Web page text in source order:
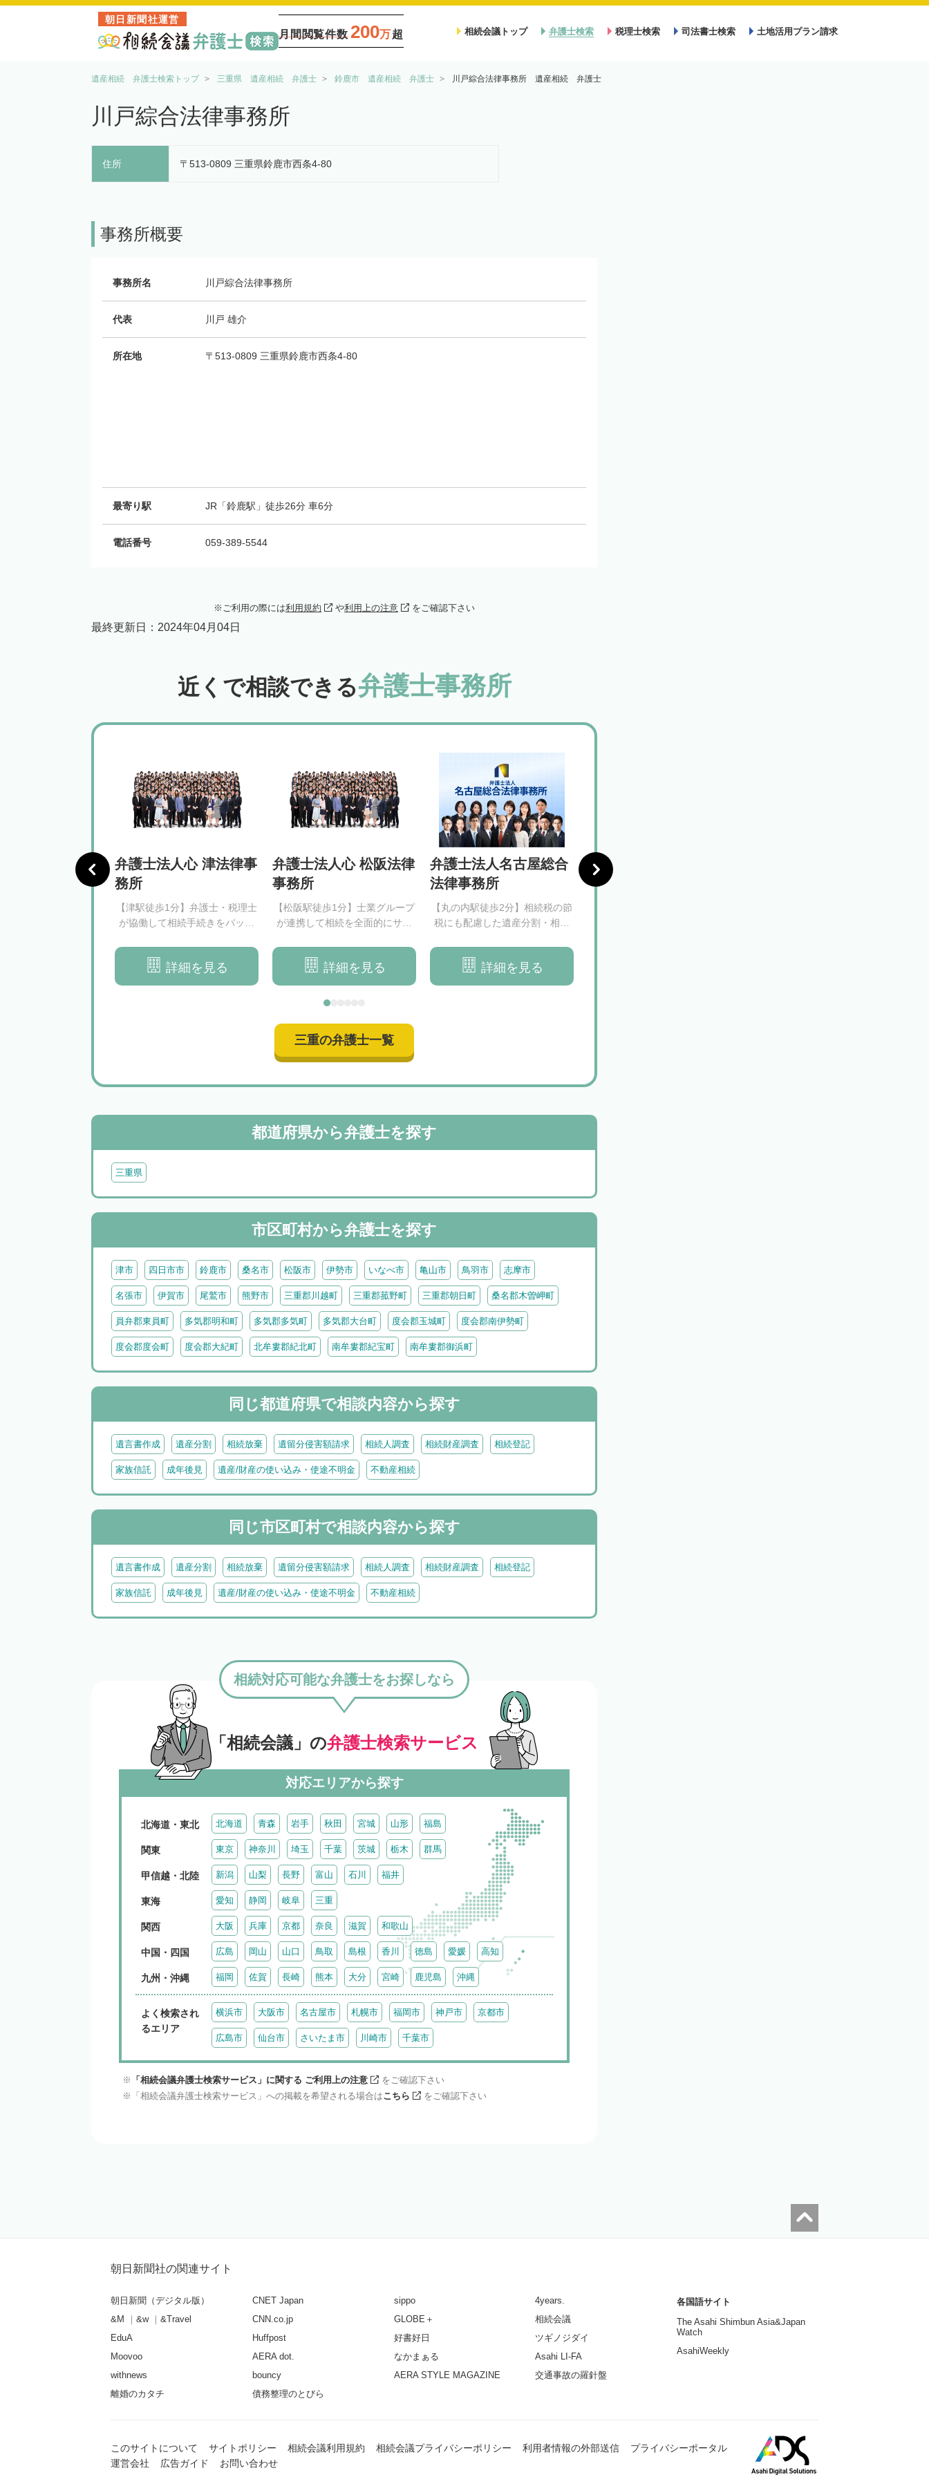
朝日新聞社運営
月間閲覧件数 200万超 相続会議トップ 弁護士検索 税理士検索 司法書士検索 土地活用プラン請求
遺産相続 弁護士検索トップ 三重県 遺産相続 弁護士 鈴鹿市 遺産相続 弁護士 川戸綜合法律事務所 遺産相続 弁護士
川戸綜合法律事務所
住所 〒513-0809 三重県鈴鹿市西条4-80
事務所概要
事務所名 川戸綜合法律事務所
代表 川戸 雄介
所在地 〒513-0809 三重県鈴鹿市西条4-80
最寄り駅 JR「鈴鹿駅」徒歩26分 車6分
電話番号 059-389-5544
ご利用の際には利用規約 や利用上の注意 をご確認下さい
最終更新日： 2024年04月04日
近くで相談できる弁護士事務所
弁護士法人心 津法律事
務所
【津駅徒歩1分】弁護士・税理士
が協働して相続手続きをバック
詳細を見る
弁護士法人心 松阪法律
事務所
【松阪駅徒歩1分】士業グループ
が連携して相続を全面的にサポ
詳細を見る
弁護士法人名古屋総合
法律事務所
【丸の内駅徒歩2分】相続税の節
税にも配慮した遺産分割・相続
詳細を見る
弁護士法人フォレスト
法律事務所
三重の弁護士一覧
都道府県から弁護士を探す
三重県
市区町村から弁護士を探す
津市 四日市市 鈴鹿市 桑名市 松阪市 伊勢市 いなべ市 亀山市 鳥羽市 志摩市
名張市 伊賀市 尾鷲市 熊野市 三重郡川越町 三重郡菰野町 三重郡朝日町 桑名郡木曽岬町
員弁郡東員町 多気郡明和町 多気郡多気町 多気郡大台町 度会郡玉城町 度会郡南伊勢町
度会郡度会町 度会郡大紀町 北牟婁郡紀北町 南牟婁郡紀宝町 南牟婁郡御浜町
同じ都道府県で相談内容から探す
遺言書作成 遺産分割 相続放棄 遺留分侵害額請求 相続人調査 相続財産調査 相続登記
家族信託 成年後見 遺産/財産の使い込み・使途不明金 不動産相続
同じ市区町村で相談内容から探す
遺言書作成 遺産分割 相続放棄 遺留分侵害額請求 相続人調査 相続財産調査 相続登記
家族信託 成年後見 遺産/財産の使い込み・使途不明金 不動産相続
「相続会議」の弁護士検索サービス
相続対応可能な弁護士をお探しなら
対応エリアから探す
北海道・東北 北海道 青森 岩手 秋田 宮城 山形 福島
関東 東京 神奈川 埼玉 千葉 茨城 栃木 群馬
甲信越・北陸 新潟 山梨 長野 富山 石川 福井
東海 愛知 静岡 岐阜 三重
関西 大阪 兵庫 京都 奈良 滋賀 和歌山
中国・四国 広島 岡山 山口 鳥取 島根 香川 徳島 愛媛 高知
九州・沖縄 福岡 佐賀 長崎 熊本 大分 宮崎 鹿児島 沖縄
よく検索され
るエリア
横浜市 大阪市 名古屋市 札幌市 福岡市 神戸市 京都市
広島市 仙台市 さいたま市 川崎市 千葉市
「相続会議弁護士検索サービス」に関する ご利用上の注意
をご確認下さい
「相続会議弁護士検索サービス」への掲載を希望される場合はこちら をご確認下さい
朝日新聞社の関連サイト
朝日新聞（デジタル版）
&M
&w
&Travel
EduA
Moovoo
withnews
離婚のカタチ
CNET Japan
CNN.co.jp
Huffpost
AERA dot.
bouncy
債務整理のとびら
sippo
GLOBE＋
好書好日
なかまぁる
AERA STYLE MAGAZINE
4years.
相続会議
ツギノジダイ
Asahi LI-FA
交通事故の羅針盤
各国語サイト
The Asahi Shimbun Asia&Japan
Watch
AsahiWeekly
このサイトについて サイトポリシー 相続会議利用規約 相続会議プライバシーポリシー 利用者情報の外部送信
プライバシーポータル
運営会社
広告ガイド お問い合わせ